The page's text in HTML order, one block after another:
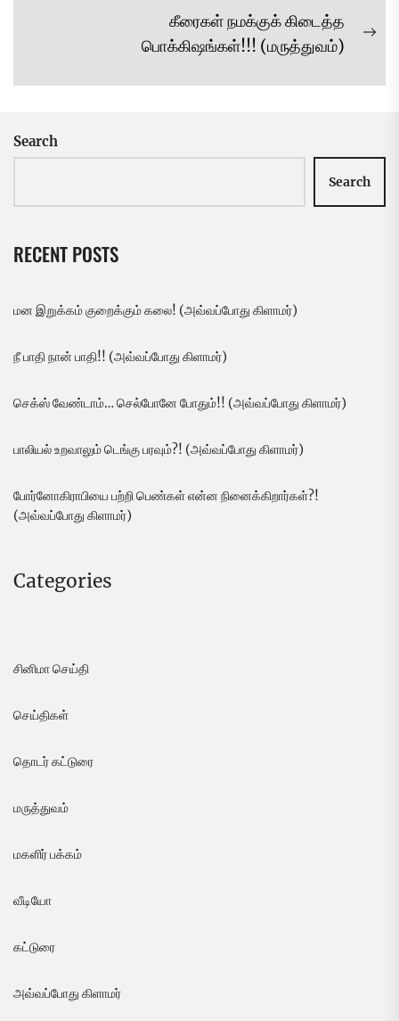
கீரைகள் நமக்குக் கிடைத்த
பொக்கிஷங்கள்!!! (மருத்துவம்)
Search
Search
RECENT POSTS
மன இறுக்கம் குறைக்கும் கலை! (அவ்வப்போது கிளாமர்)
நீ பாதி நான் பாதி!! (அவ்வப்போது கிளாமர்)
செக்ஸ் வேண்டாம்… செல்போனே போதும்!! (அவ்வப்போது கிளாமர்)
பாலியல் உறவாலும் டெங்கு பரவும்?! (அவ்வப்போது கிளாமர்)
போர்னோகிராபியை பற்றி பெண்கள் என்ன நினைக்கிறார்கள்?!
(அவ்வப்போது கிளாமர்)
Categories
சினிமா செய்தி
செய்திகள்
தொடர் கட்டுரை
மருத்துவம்
மகளிர் பக்கம்
வீடியோ
கட்டுரை
அவ்வப்போது கிளாமர்